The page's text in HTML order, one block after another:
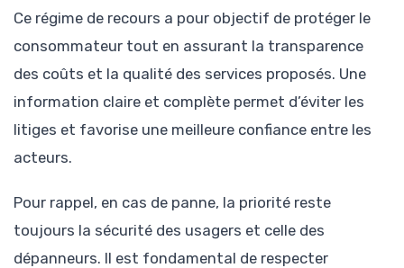
Ce régime de recours a pour objectif de protéger le
consommateur tout en assurant la transparence
des coûts et la qualité des services proposés. Une
information claire et complète permet d’éviter les
litiges et favorise une meilleure confiance entre les
acteurs.
Pour rappel, en cas de panne, la priorité reste
toujours la sécurité des usagers et celle des
dépanneurs. Il est fondamental de respecter